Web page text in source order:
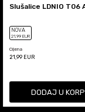
Slušalice LDNIO T06
NOVA
21,99 EUR
Cijena
21,99 EUR
DODAJ U